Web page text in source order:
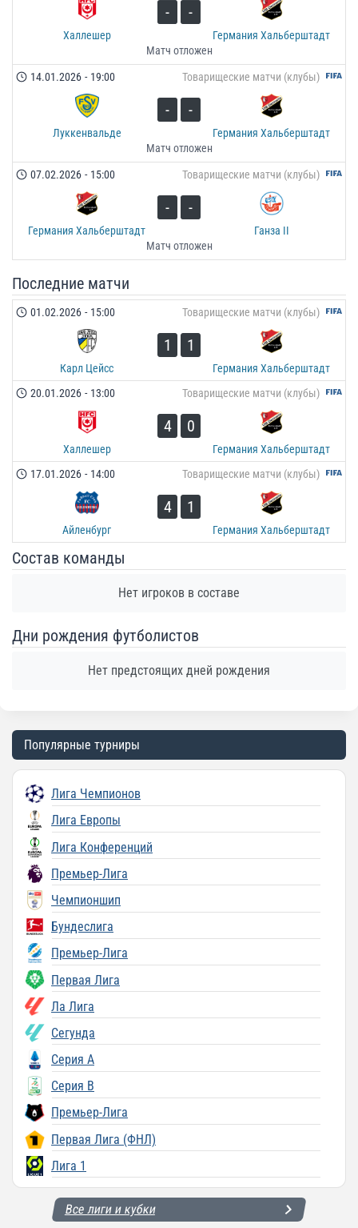
Халлешер
- -
Германия Хальберштадт
Матч отложен
Товарищеские матчи (клубы)
14.01.2026 - 19:00
Луккенвальде
- -
Германия Хальберштадт
Матч отложен
Товарищеские матчи (клубы)
07.02.2026 - 15:00
Германия Хальберштадт
- -
Ганза II
Матч отложен
Последние матчи
Товарищеские матчи (клубы)
01.02.2026 - 15:00
Карл Цейсс
1 1
Германия Хальберштадт
Товарищеские матчи (клубы)
20.01.2026 - 13:00
Халлешер
4 0
Германия Хальберштадт
Товарищеские матчи (клубы)
17.01.2026 - 14:00
Айленбург
4 1
Германия Хальберштадт
Состав команды
Нет игроков в составе
Дни рождения футболистов
Нет предстоящих дней рождения
Популярные турниры
Лига Чемпионов
Лига Европы
Лига Конференций
Премьер-Лига
Чемпионшип
Бундеслига
Премьер-Лига
Первая Лига
Ла Лига
Сегунда
Серия A
Серия B
Премьер-Лига
Первая Лига (ФНЛ)
Лига 1
Все лиги и кубки